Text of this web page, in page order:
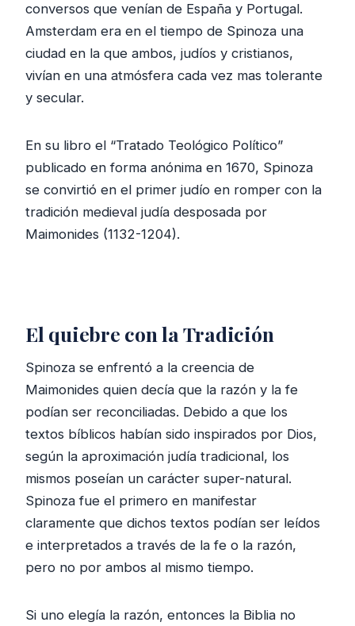
conversos que venían de España y Portugal.
Amsterdam era en el tiempo de Spinoza una
ciudad en la que ambos, judíos y cristianos,
vivían en una atmósfera cada vez mas tolerante
y secular.
En su libro el “Tratado Teológico Político”
publicado en forma anónima en 1670, Spinoza
se convirtió en el primer judío en romper con la
tradición medieval judía desposada por
Maimonides (1132-1204).
El quiebre con la Tradición
Spinoza se enfrentó a la creencia de
Maimonides quien decía que la razón y la fe
podían ser reconciliadas. Debido a que los
textos bíblicos habían sido inspirados por Dios,
según la aproximación judía tradicional, los
mismos poseían un carácter super-natural.
Spinoza fue el primero en manifestar
claramente que dichos textos podían ser leídos
e interpretados a través de la fe o la razón,
pero no por ambos al mismo tiempo.
Si uno elegía la razón, entonces la Biblia no